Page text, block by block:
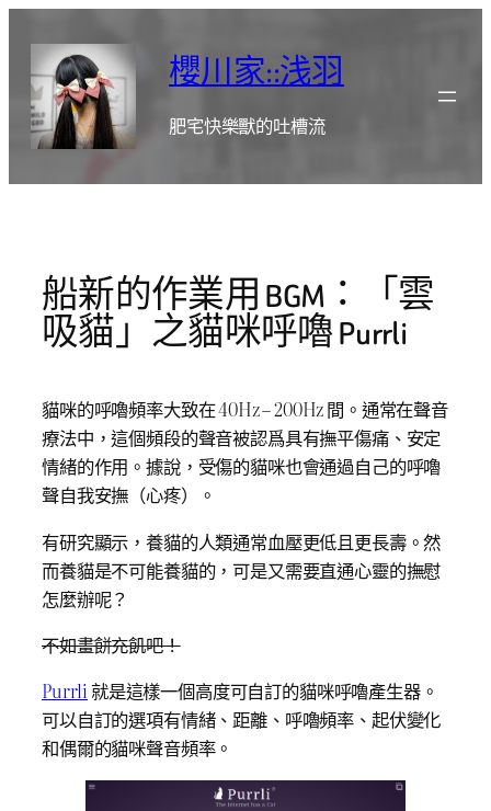
櫻川家::浅羽
肥宅快樂獸的吐槽流
船新的作業用 BGM：「雲
吸貓」之貓咪呼嚕 Purrli
貓咪的呼嚕頻率大致在 40Hz – 200Hz 間。通常在聲音
療法中，這個頻段的聲音被認爲具有撫平傷痛、安定
情緒的作用。據說，受傷的貓咪也會通過自己的呼嚕
聲自我安撫（心疼）。
有研究顯示，養貓的人類通常血壓更低且更長壽。然
而養貓是不可能養貓的，可是又需要直通心靈的撫慰
怎麼辦呢？
不如畫餅充飢吧！
Purrli就是這樣一個高度可自訂的貓咪呼嚕產生器。
可以自訂的選項有情緒、距離、呼嚕頻率、起伏變化
和偶爾的貓咪聲音頻率。